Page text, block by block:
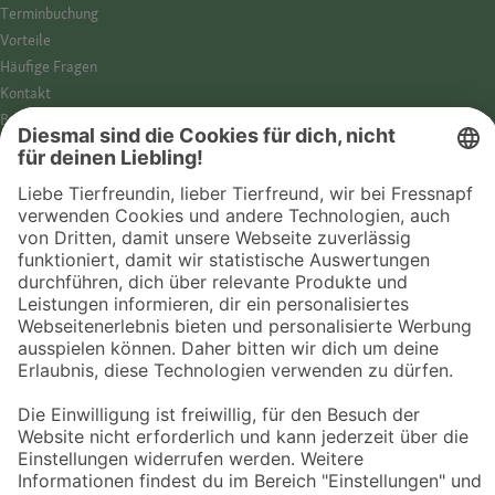
© 2026 Fressnapf Tiernahrungs GmbH
Westpreußenstraße 32-38
Termin­buchung
Vorteile
Häufige Fragen
Kontakt
Barrierefreiheit
Impressum
Datenschutz­hinweise
Cookies
AGB
Entdecke Fressnapf
Tierversicherung
GPS-Tracker
Fressnapf Salon
Online-Shop